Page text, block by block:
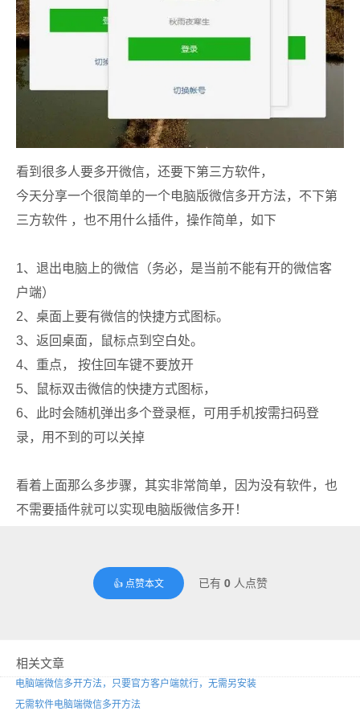
看到很多人要多开微信，还要下第三方软件，
今天分享一个很简单的一个电脑版微信多开方法，不下第
三方软件 ，也不用什么插件，操作简单，如下
1、退出电脑上的微信（务必，是当前不能有开的微信客
户端）
2、桌面上要有微信的快捷方式图标。
3、返回桌面，鼠标点到空白处。
4、重点， 按住回车键不要放开
5、鼠标双击微信的快捷方式图标，
6、此时会随机弹出多个登录框，可用手机按需扫码登
录，用不到的可以关掉
看着上面那么多步骤，其实非常简单，因为没有软件，也
不需要插件就可以实现电脑版微信多开！
👍 点赞本文 已有 0人点赞
相关文章
电脑端微信多开方法，只要官方客户端就行，无需另安装
无需软件电脑端微信多开方法